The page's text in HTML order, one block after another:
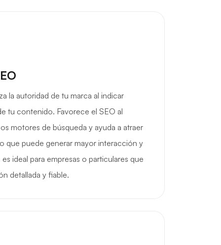
la autoridad de tu marca al indicar
tu contenido. Favorece el SEO al
motores de búsqueda y ayuda a atraer
que puede generar mayor interacción y
ideal para empresas o particulares que
detallada y fiable.